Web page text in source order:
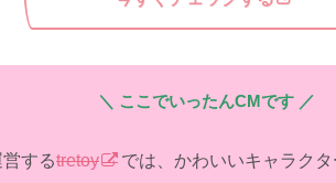
＼ ここでいったんCMです ／
するtretoy では、かわいいキャラク